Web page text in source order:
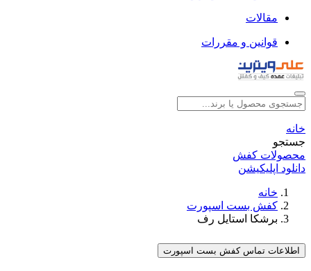
مقالات
قوانین و مقررات
خانه
جستجو
محصولات کفش
دانلود اپلیکیشن
خانه
کفش بست اسپورت
برشکا استایل رف
اطلاعات تماس کفش بست اسپورت